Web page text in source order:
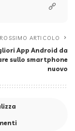
ARTICOLO
App Android da
sullo smartphone
nuovo